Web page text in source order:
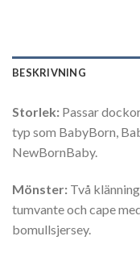
BESKRIVNING
Storlek: Passar
typ som BabyBorn,
NewBornBaby.
Mönster: Två
tumvante och cape
bomullsjersey.